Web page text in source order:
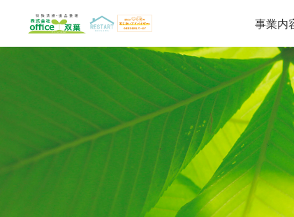
事業内
遺品整理・生前整理 特殊清掃